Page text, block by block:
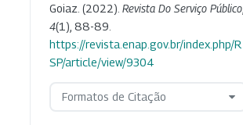
Goiaz. (2022). Revista Do Serviço Público
4(1), 88-89.
https://revista.enap.gov.br/index.php/R
SP/article/view/9304
Formatos de Citação